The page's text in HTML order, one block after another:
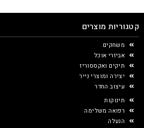
קטגוריות מוצרים
משחקים
אביזרי אוכל
תיקים ואקססוריז
יצירה ומוצרי נייר
עיצוב החדר
תינוקות
רפואה משלימה
הנעלה